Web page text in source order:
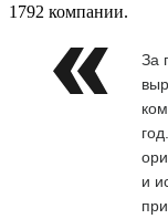
1792 компании.
За
и